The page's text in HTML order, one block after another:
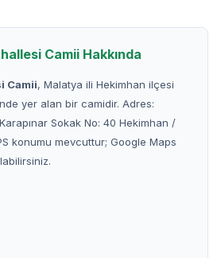
Camii Hakkında
Camii, Malatya ili Hekimhan ilçesi
yer alan bir camidir. Adres:
Sokak No: 40 Hekimhan /
konumu mevcuttur; Google Maps